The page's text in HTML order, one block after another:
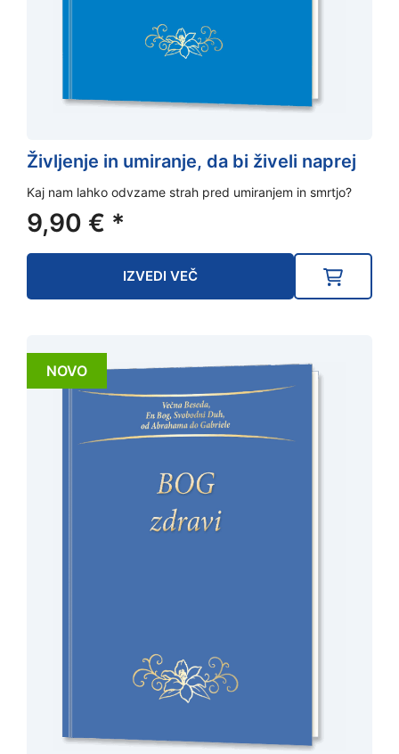
Življenje in umiranje, da bi živeli naprej
Kaj nam lahko odvzame strah pred umiranjem in smrtjo?
9,90 € *
IZVEDI VEČ
NOVO